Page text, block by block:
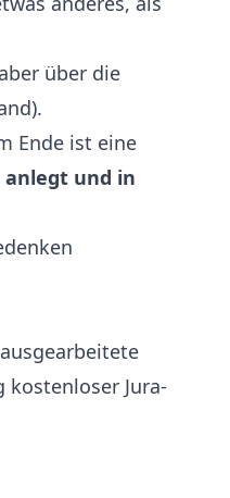
über die
Ende ist eine
anlegt und in
kostenloser Jura-